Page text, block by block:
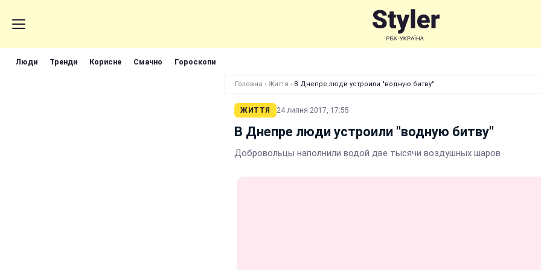
Люди Тренди Корисне Смачно Гороскопи
Головна › Життя › В Днепре люди устроили "водную битву"
ЖИТТЯ 24 липня 2017, 17:55
В Днепре люди устроили "водную битву"
Добровольцы наполнили водой две тысячи воздушных шаров